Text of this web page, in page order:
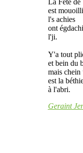
est
l's achies
ont égdachi
l'ji.
Y'a tout
et bein du
mais
est la
à l'abri.
Geraint